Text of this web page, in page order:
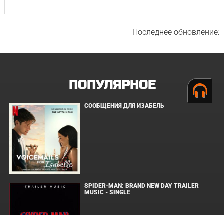
Последнее обновление:
ПОПУЛЯРНОЕ
СООБЩЕНИЯ ДЛЯ ИЗАБЕЛЬ
SPIDER-MAN: BRAND NEW DAY TRAILER
MUSIC - SINGLE